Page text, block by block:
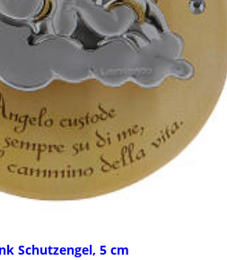
Schutzengel, 5 cm